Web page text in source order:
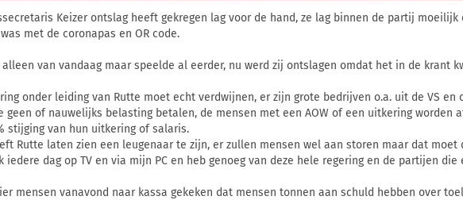
Keizer ontslag heeft gekregen lag voor de hand, ze lag binnen de partij
met de coronapas en OR code.
van vandaag maar speelde al eerder, nu werd zij ontslagen omdat het in de krant
onder leiding van Rutte moet echt verdwijnen, er zijn grote bedrijven o.a. uit de VS en
geen of nauwelijks belasting betalen, de mensen met een AOW of een uitkering worden
stijging van hun uitkering of salaris.
Rutte laten zien een leugenaar te zijn, er zullen mensen wel aan storen maar dat moet
iedere dag op TV en via mijn PC en heb genoeg van deze hele regering en de partijen die
mensen vanavond naar kassa gekeken dat mensen tonnen aan schuld hebben over